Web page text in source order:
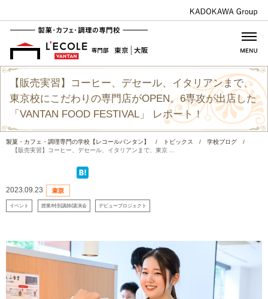
【販売実習】コーヒー、デセール、イタリアンまで、
東京校にこだわりの専門店がOPEN。6専攻が出店した
「VANTAN FOOD FESTIVAL」 レポート！
製菓・カフェ・調理専門の学校【レコールバンタン】 / トピックス / 学校ブログ
/
【販売実習】コーヒー、デセール、イタリアンまで、東京 ...
2023.09.23
イベント 授業/特別講師/講演会 デビュープロジェクト